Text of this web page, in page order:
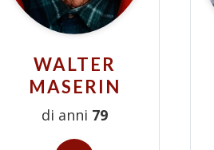
WALTER
MASERIN
di anni 79